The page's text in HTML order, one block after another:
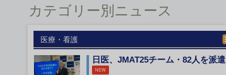
カテゴリー別ニュース
医療・看護
日医、JMAT25チーム・82人を派遣
NEW